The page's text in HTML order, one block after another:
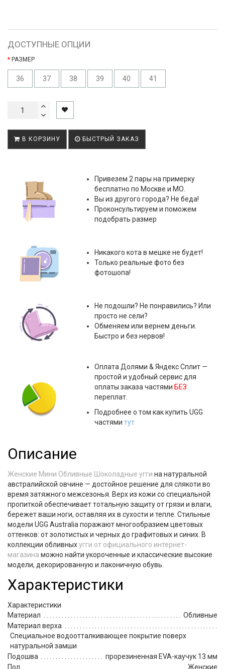
ДОСТУПНЫЕ ОПЦИИ
РАЗМЕР
36 37 38 39 40 41
В КОРЗИНУ БЫСТРЫЙ ЗАКАЗ
Привезем 2 пары на примерку
бесплатно по Москве и МО.
Вы из другого города? Не беда!
Проконсультируем и поможем
подобрать размер
Никакого кота в мешке не будет!
Только реальные фото без
фотошопа!
Не подошли? Не понравились? Или
просто не сели?
Обменяем или вернем деньги.
Быстро и без нервов!
ОплатаДолями & Яндекс Сплит —
простой и удобный сервис для
оплаты заказа частями БЕЗ
переплат.
Подробнее о том как купить UGG
частями тут
Описание
Женские Мини Обливные Шоколадные угги на натуральной
австралийской овчине — достойное решение для слякоти во
время затяжного межсезонья. Верх из кожи со специальной
пропиткой обеспечивает тотальную защиту от грязи и влаги,
бережет ваши ноги, оставляя их в сухости и тепле. Стильные
модели UGG Australia поражают многообразием цветовых
оттенков: от золотистых и черных до графитовых и синих. В
коллекции обливныхугги от официального интернет-
магазина можно найти укороченные и классические высокие
модели, декорированную и лаконичную обувь.
Характеристики
Характеристики
Материал
Обливные
Материал верха
Специальное водоотталкивающее покрытие поверх
натуральной замши
Подошва
прорезиненная EVA-каучук 13 мм
Пол
Женские